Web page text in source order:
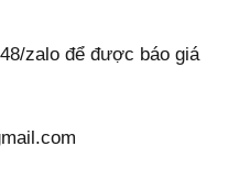
zalo để được báo giá